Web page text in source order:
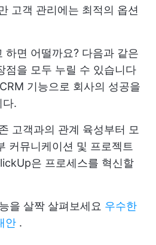
고객 관리에는 최적의 옵션
하면 어떨까요? 다음과 같은
점을 모두 누릴 수 있습니다
기능으로 회사의 성공을
다.
고객과의 관계 육성부터 모
커뮤니케이션 및 프로젝트
은 프로세스를 혁신할
을 살짝 살펴보세요 우수한
안 .